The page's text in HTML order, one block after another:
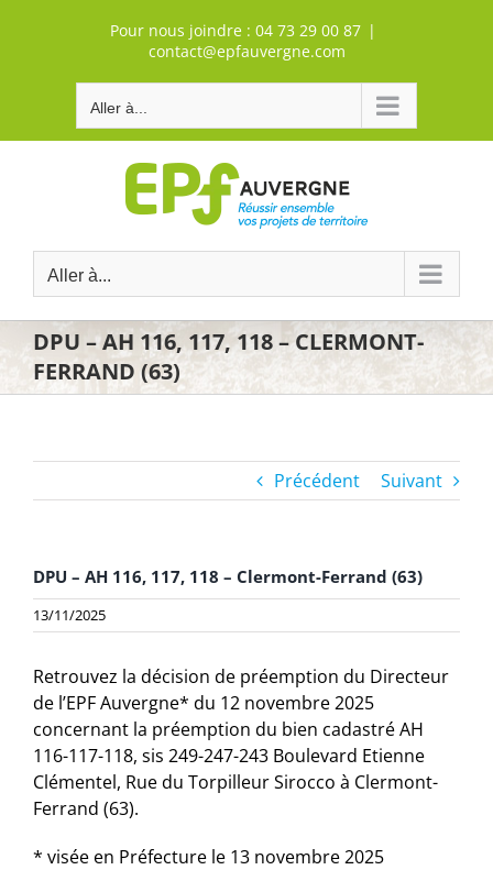
Pour nous joindre : 04 73 29 00 87 |
contact@epfauvergne.com
Aller à...
Aller à...
DPU – AH 116, 117, 118 – CLERMONT-
FERRAND (63)
Précédent Suivant
DPU – AH 116, 117, 118 – Clermont-Ferrand (63)
13/11/2025
Retrouvez la décision de préemption du Directeur
de l’EPF Auvergne* du 12 novembre 2025
concernant la préemption du bien cadastré AH
116-117-118, sis 249-247-243 Boulevard Etienne
Clémentel, Rue du Torpilleur Sirocco à Clermont-
Ferrand (63).
* visée en Préfecture le 13 novembre 2025